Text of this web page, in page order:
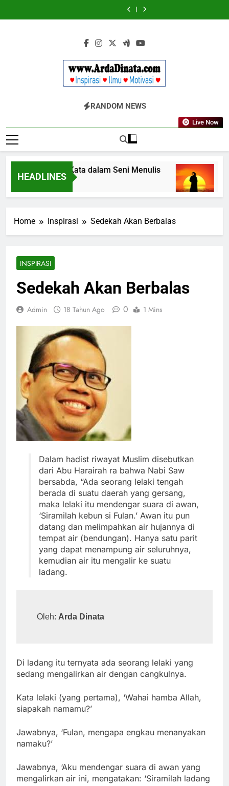
to
Kekinian
EFEKTA
English
for
Adults
Wajib
Diketahui
Kekinian
di
EFEKTA
English
for
Adults
BERDAYA
Inspirasi, Ilmu, Dan Motivasi
RANDOM NEWS
Live Now
HEADLINES
Terbangkan Kata dalam Seni Menulis
3 Tahun Ago
Home Inspirasi Sedekah Akan Berbalas
INSPIRASI
Sedekah Akan Berbalas
Admin 18 Tahun Ago 0 1 Mins
Dalam hadist riwayat Muslim disebutkan
dari Abu Harairah ra bahwa Nabi Saw
bersabda, “Ada seorang lelaki tengah
berada di suatu daerah yang gersang,
maka lelaki itu mendengar suara di awan,
‘Siramilah kebun si Fulan.’ Awan itu pun
datang dan melimpahkan air hujannya di
tempat air (bendungan). Hanya satu parit
yang dapat menampung air seluruhnya,
kemudian air itu mengalir ke suatu
ladang.
Oleh: Arda Dinata
Di ladang itu ternyata ada seorang lelaki yang
sedang mengalirkan air dengan cangkulnya.
Kata lelaki (yang pertama), ‘Wahai hamba Allah,
siapakah namamu?’
Jawabnya, ‘Fulan, mengapa engkau menanyakan
namaku?’
Jawabnya, ‘Aku mendengar suara di awan yang
mengalirkan air ini, mengatakan: ‘Siramilah ladang